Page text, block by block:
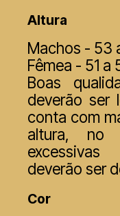
Altura
Machos - 53
Fêmea - 51 a
Boas
deverão ser
conta com
altura, no
deverão ser
Cor